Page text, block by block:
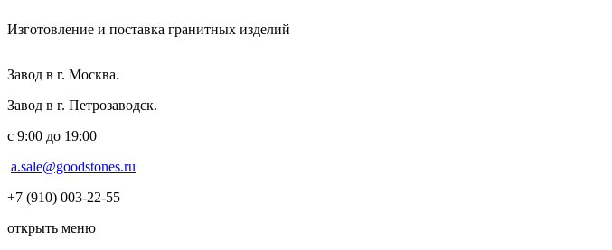
Изготовление и поставка гранитных изделий
Завод в г. Москва.
Завод в г. Петрозаводск.
с 9:00 до 19:00
a.sale@goodstones.ru
+7 (910) 003-22-55
открыть меню